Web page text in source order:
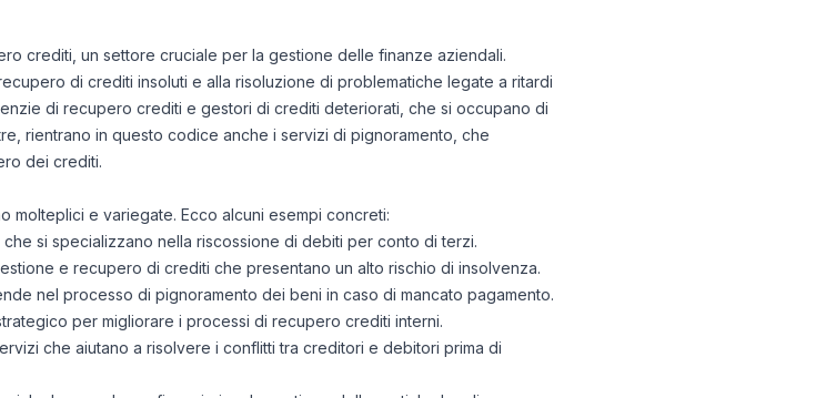
crediti, un settore cruciale per la gestione delle finanze aziendali.
di crediti insoluti e alla risoluzione di problematiche legate a ritardi
di recupero crediti e gestori di crediti deteriorati, che si occupano di
rientrano in questo codice anche i servizi di pignoramento, che
dei crediti.
molteplici e variegate. Ecco alcuni esempi concreti:
si specializzano nella riscossione di debiti per conto di terzi.
e recupero di crediti che presentano un alto rischio di insolvenza.
nel processo di pignoramento dei beni in caso di mancato pagamento.
per migliorare i processi di recupero crediti interni.
che aiutano a risolvere i conflitti tra creditori e debitori prima di